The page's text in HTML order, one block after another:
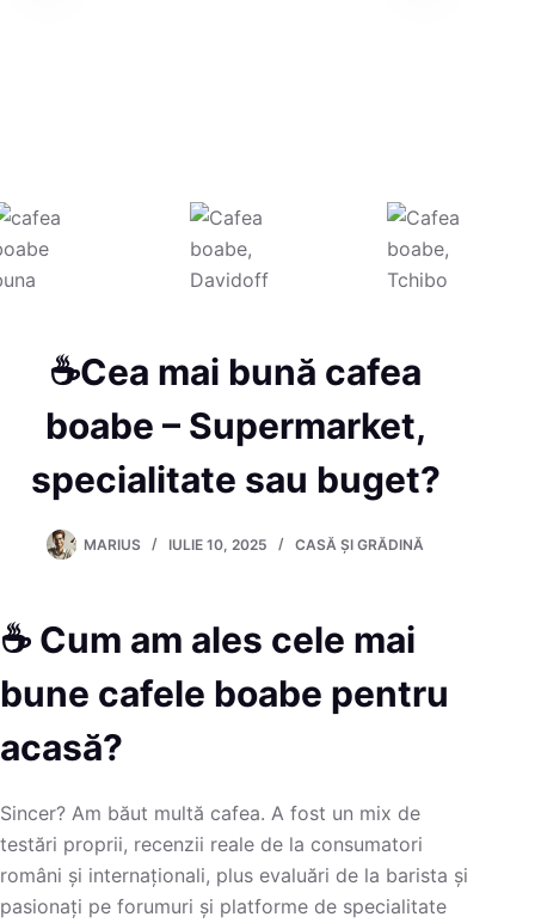
☕Cea mai bună cafea
boabe – Supermarket,
specialitate sau buget?
MARIUS IULIE 10, 2025 CASĂ ȘI GRĂDINĂ
☕ Cum am ales cele mai
bune cafele boabe pentru
acasă?
Sincer? Am băut multă cafea. A fost un mix de
testări proprii, recenzii reale de la consumatori
români și internaționali, plus evaluări de la barista și
pasionați pe forumuri și platforme de specialitate